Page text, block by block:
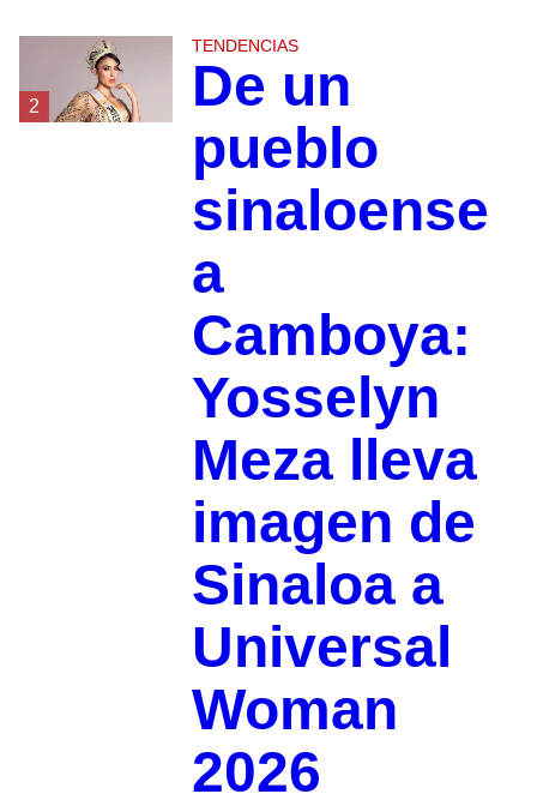
2
TENDENCIAS
De un
pueblo
sinaloense
a
Camboya:
Yosselyn
Meza lleva
imagen de
Sinaloa a
Universal
Woman
2026